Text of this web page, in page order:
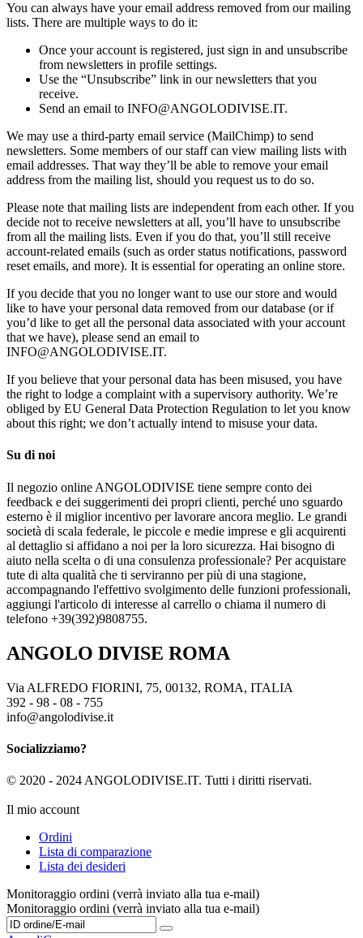
You can always have your email address removed from our mailing
lists. There are multiple ways to do it:
Once your account is registered, just sign in and unsubscribe
from newsletters in profile settings.
Use the “Unsubscribe” link in our newsletters that you
receive.
Send an email to INFO@ANGOLODIVISE.IT.
We may use a third-party email service (MailChimp) to send
newsletters. Some members of our staff can view mailing lists with
email addresses. That way they’ll be able to remove your email
address from the mailing list, should you request us to do so.
Please note that mailing lists are independent from each other. If you
decide not to receive newsletters at all, you’ll have to unsubscribe
from all the mailing lists. Even if you do that, you’ll still receive
account-related emails (such as order status notifications, password
reset emails, and more). It is essential for operating an online store.
If you decide that you no longer want to use our store and would
like to have your personal data removed from our database (or if
you’d like to get all the personal data associated with your account
that we have), please send an email to
INFO@ANGOLODIVISE.IT.
If you believe that your personal data has been misused, you have
the right to lodge a complaint with a supervisory authority. We’re
obliged by EU General Data Protection Regulation to let you know
about this right; we don’t actually intend to misuse your data.
Su di noi
Il negozio online ANGOLODIVISE tiene sempre conto dei
feedback e dei suggerimenti dei propri clienti, perché uno sguardo
esterno è il miglior incentivo per lavorare ancora meglio. Le grandi
società di scala federale, le piccole e medie imprese e gli acquirenti
al dettaglio si affidano a noi per la loro sicurezza. Hai bisogno di
aiuto nella scelta o di una consulenza professionale? Per acquistare
tute di alta qualità che ti serviranno per più di una stagione,
accompagnando l'effettivo svolgimento delle funzioni professionali,
aggiungi l'articolo di interesse al carrello o chiama il numero di
telefono +39(392)9808755.
ANGOLO DIVISE ROMA
Via ALFREDO FIORINI, 75, 00132, ROMA, ITALIA
392 - 98 - 08 - 755
info@angolodivise.it
Socializziamo?
© 2020 - 2024 ANGOLODIVISE.IT. Tutti i diritti riservati.
Il mio account
Ordini
Lista di comparazione
Lista dei desideri
Monitoraggio ordini (verrà inviato alla tua e-mail)
Monitoraggio ordini (verrà inviato alla tua e-mail)